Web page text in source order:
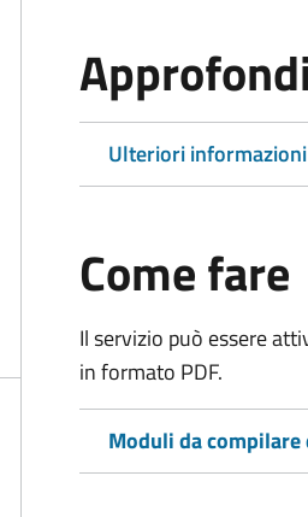
Ulteriori informazioni
Come fare
Il servizio può essere
in formato PDF.
Moduli da